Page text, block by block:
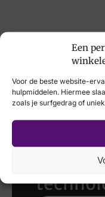
Een
Voor de beste website-
hulpmiddelen. Hiermee
zoals je surfgedrag of
Laat uw